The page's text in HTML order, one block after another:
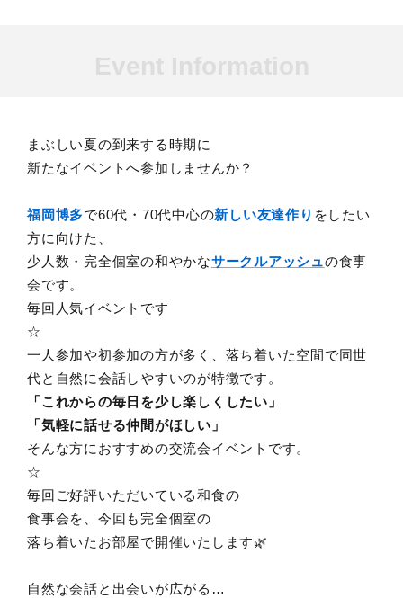
まぶしい夏の到来する時期に
新たなイベントへ参加しませんか？
福岡博多で60代・70代中心の新しい友達作り をしたい
方に向けた、
少人数・完全個室の和やかなサークルアッシュの食事
会です。
毎回人気イベントです
☆
一人参加や初参加の方が多く、落ち着いた空間で同世
代と自然に会話しやすいのが特徴です。
「これからの毎日を少し楽しくしたい」
「気軽に話せる仲間がほしい」
そんな方におすすめの交流会イベントです。
☆
毎回ご好評いただいている和食の
食事会を、今回も完全個室の
落ち着いたお部屋で開催いたします🌿
自然な会話と出会いが広がる…